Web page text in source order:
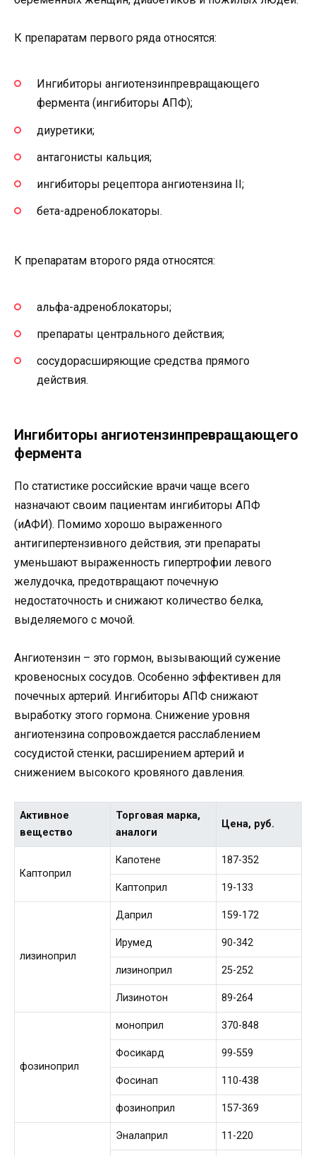
К препаратам первого ряда относятся:
Ингибиторы ангиотензинпревращающего
фермента (ингибиторы АПФ);
диуретики;
антагонисты кальция;
ингибиторы рецептора ангиотензина II;
бета-адреноблокаторы.
К препаратам второго ряда относятся:
альфа-адреноблокаторы;
препараты центрального действия;
сосудорасширяющие средства прямого
действия.
Ингибиторы ангиотензинпревращающего
фермента
По статистике российские врачи чаще всего
назначают своим пациентам ингибиторы АПФ
(иАФИ). Помимо хорошо выраженного
антигипертензивного действия, эти препараты
уменьшают выраженность гипертрофии левого
желудочка, предотвращают почечную
недостаточность и снижают количество белка,
выделяемого с мочой.
Ангиотензин – это гормон, вызывающий сужение
кровеносных сосудов. Особенно эффективен для
почечных артерий. Ингибиторы АПФ снижают
выработку этого гормона. Снижение уровня
ангиотензина сопровождается расслаблением
сосудистой стенки, расширением артерий и
снижением высокого кровяного давления.
Активное
вещество
Торговая марка,
аналоги
Цена, руб.
Каптоприл
Капотене 187-352
Каптоприл 19-133
лизиноприл
Даприл 159-172
Ирумед 90-342
лизиноприл 25-252
Лизинотон 89-264
фозиноприл
моноприл 370-848
Фосикард 99-559
Фосинап 110-438
фозиноприл 157-369
Эналаприл 11-220